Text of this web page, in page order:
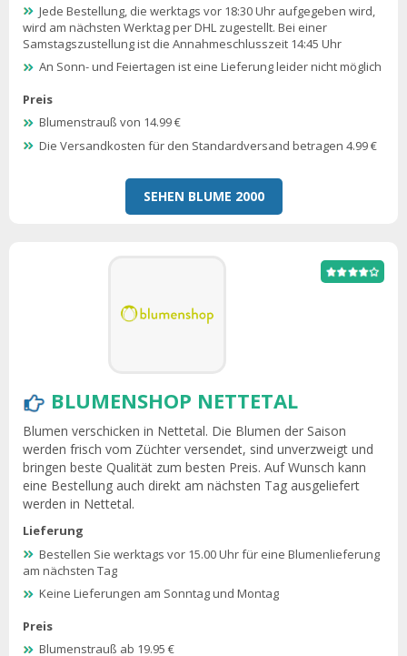
Jede Bestellung, die werktags vor 18:30 Uhr aufgegeben wird,
wird am nächsten Werktag per DHL zugestellt. Bei einer
Samstagszustellung ist die Annahmeschlusszeit 14:45 Uhr
An Sonn- und Feiertagen ist eine Lieferung leider nicht möglich
Preis
Blumenstrauß von 14.99 €
Die Versandkosten für den Standardversand betragen 4.99 €
SEHEN BLUME 2000
BLUMENSHOP NETTETAL
Blumen verschicken in Nettetal. Die Blumen der Saison
werden frisch vom Züchter versendet, sind unverzweigt und
bringen beste Qualität zum besten Preis. Auf Wunsch kann
eine Bestellung auch direkt am nächsten Tag ausgeliefert
werden in Nettetal.
Lieferung
Bestellen Sie werktags vor 15.00 Uhr für eine Blumenlieferung
am nächsten Tag
Keine Lieferungen am Sonntag und Montag
Preis
Blumenstrauß ab 19.95 €